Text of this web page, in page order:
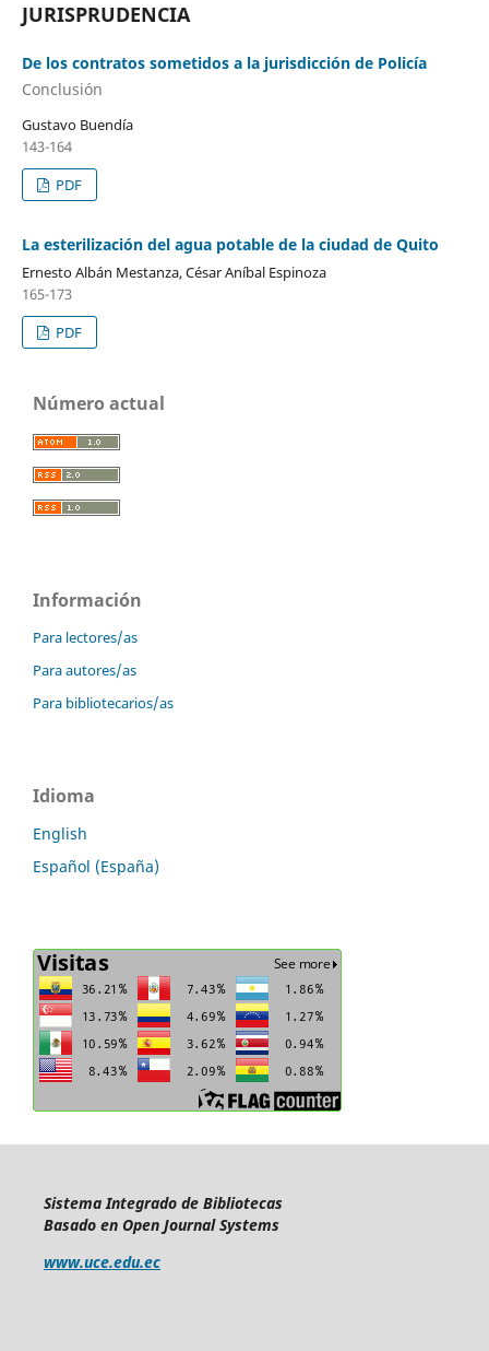
JURISPRUDENCIA
De los contratos sometidos a la jurisdicción de Policía
Conclusión
Gustavo Buendía
143-164
PDF
La esterilización del agua potable de la ciudad de Quito
Ernesto Albán Mestanza, César Aníbal Espinoza
165-173
PDF
Número actual
Información
Para lectores/as
Para autores/as
Para bibliotecarios/as
Idioma
English
Español (España)
Sistema Integrado de Bibliotecas
Basado en Open Journal Systems
www.uce.edu.ec